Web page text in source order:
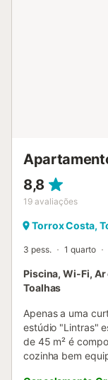
8,8
19 avaliações
Torrox Costa,
3 pess. 1 quarto
Piscina, Wi-Fi, Ar
Toalhas
Apenas a uma
estúdio "Lintras"
de 45 m² é
cozinha bem